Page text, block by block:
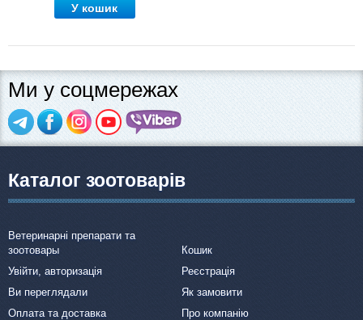
У кошик
Ми у соцмережах
Каталог зоотоварів
Ветеринарні препарати та
зоотовары
Кошик
Увійти, авторизація
Реєстрація
Ви переглядали
Як замовити
Оплата та доставка
Про компанію